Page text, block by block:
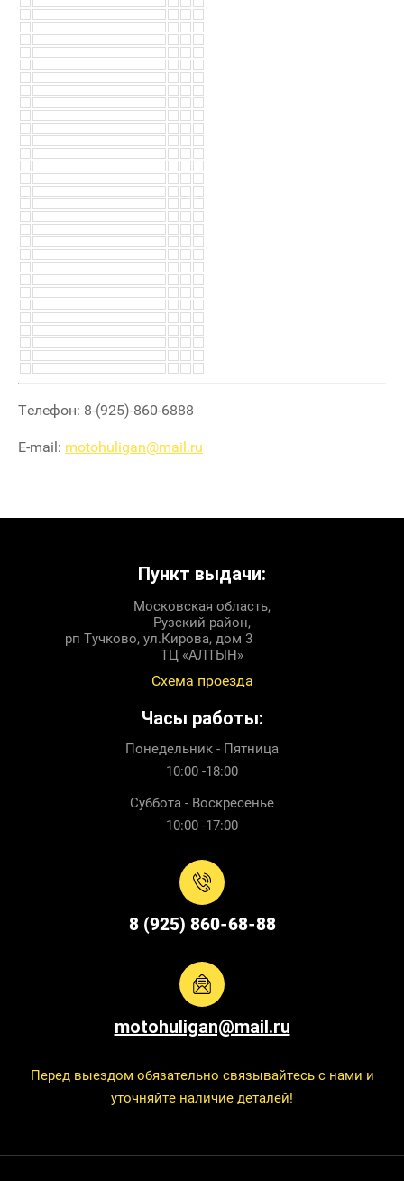
Телефон: 8-(925)-860-6888
E-mail: motohuligan@mail.ru
Пункт выдачи:
Московская область,
Рузский район,
рп Тучково, ул.Кирова, дом 3
ТЦ «АЛТЫН»
Схема проезда
Часы работы:
Понедельник - Пятница
10:00 -18:00
Суббота - Воскресенье
10:00 -17:00
8 (925) 860-68-88
motohuligan@mail.ru
Перед выездом обязательно связывайтесь с нами и
уточняйте наличие деталей!